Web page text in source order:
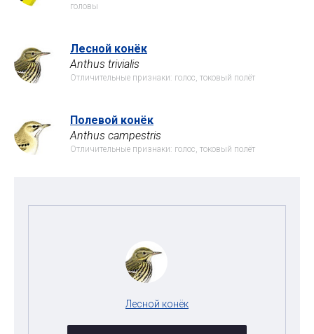
головы
Лесной конёк
Anthus trivialis
Отличительные признаки: голос, токовый полёт
Полевой конёк
Anthus campestris
Отличительные признаки: голос, токовый полёт
Лесной конёк